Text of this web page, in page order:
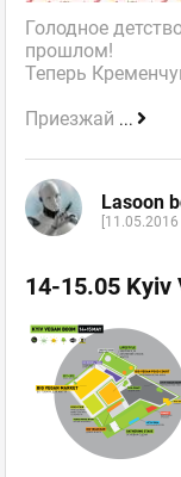
Голодное
прошлом!
Теперь
Приезжай ...
Lasoon
[11.05.2016
14-15.05 Kyiv